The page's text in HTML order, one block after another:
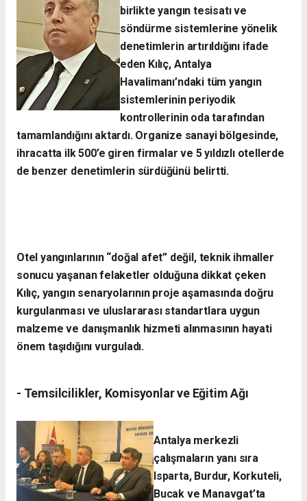
birlikte yangın tesisatı ve
söndürme sistemlerine yönelik
denetimlerin artırıldığını ifade
eden Kılıç, Antalya
Havalimanı’ndaki tüm yangın
sistemlerinin periyodik
kontrollerinin oda tarafından
tamamlandığını aktardı. Organize sanayi bölgesinde,
ihracatta ilk 500’e giren firmalar ve 5 yıldızlı otellerde
de benzer denetimlerin sürdüğünü belirtti.
Otel yangınlarının “doğal afet” değil, teknik ihmaller
sonucu yaşanan felaketler olduğuna dikkat çeken
Kılıç, yangın senaryolarının proje aşamasında doğru
kurgulanması ve uluslararası standartlara uygun
malzeme ve danışmanlık hizmeti alınmasının hayati
önem taşıdığını vurguladı.
- Temsilcilikler, Komisyonlar ve Eğitim Ağı
Antalya merkezli
çalışmaların yanı sıra
Isparta, Burdur, Korkuteli,
Bucak ve Manavgat’ta